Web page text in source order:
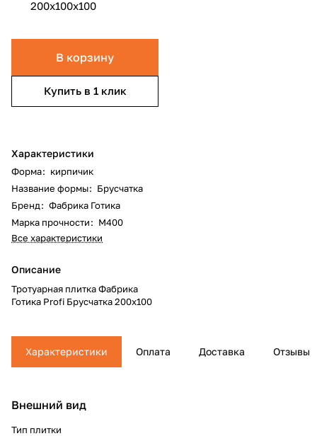
200x100x100
В корзину
Купить в 1 клик
Характеристики
Форма: кирпичик
Название формы: Брусчатка
Бренд: Фабрика Готика
Марка прочности: М400
Все характеристики
Описание
Тротуарная плитка Фабрика
Готика Profi Брусчатка 200х100
Характеристики Оплата Доставка Отзывы
Внешний вид
Тип плитки